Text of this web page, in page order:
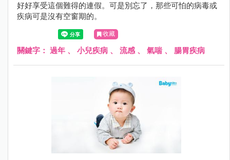
好好享受這個難得的連假。可是別忘了，那些可怕的病毒或
疾病可是沒有空窗期的。
收藏
關鍵字： 過年 、 小兒疾病 、 流感 、 氣喘、 腸胃疾病